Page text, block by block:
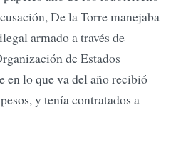
De la Torre manejaba
armado a través de
de Estados
en lo que va del año recibió
y tenía contratados a